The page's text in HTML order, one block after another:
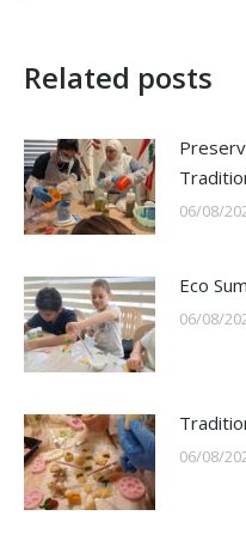
Related posts
06/08/
Eco
06/08/
06/08/